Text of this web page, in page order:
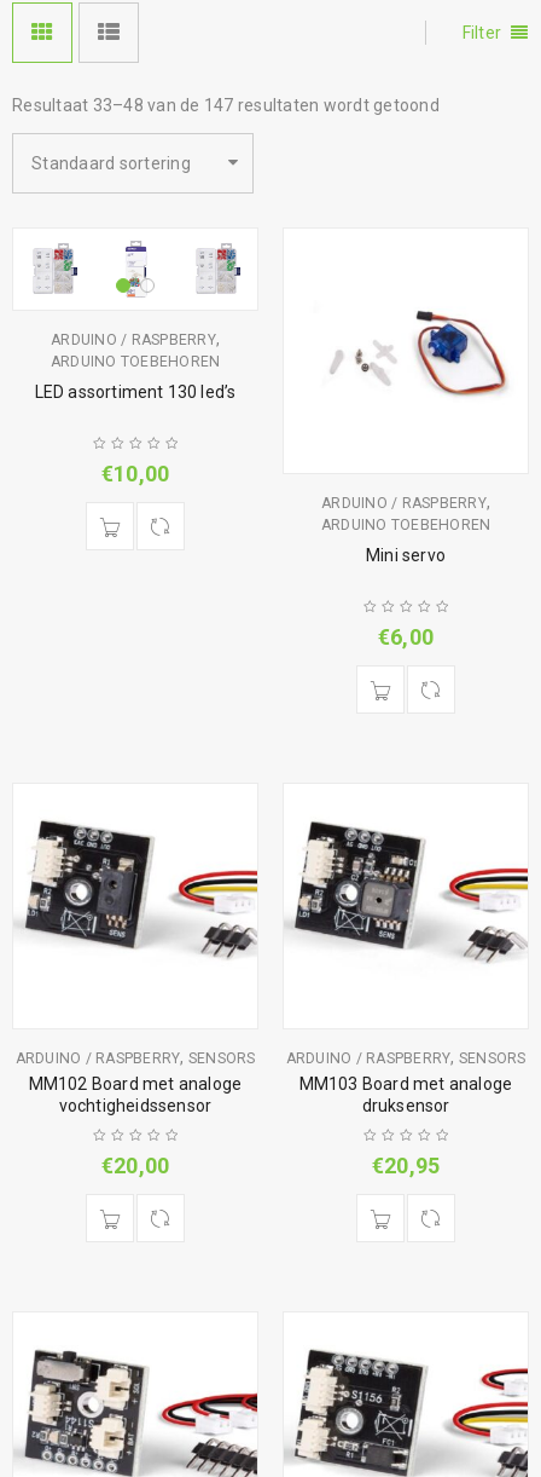
Filter
Resultaat 33–48 van de 147 resultaten wordt getoond
Standaard sortering
ARDUINO / RASPBERRY,
ARDUINO TOEBEHOREN
LED assortiment 130 led’s
€10,00
ARDUINO / RASPBERRY,
ARDUINO TOEBEHOREN
Mini servo
€6,00
ARDUINO / RASPBERRY, SENSORS
MM102 Board met analoge
vochtigheidssensor
€20,00
ARDUINO / RASPBERRY, SENSORS
MM103 Board met analoge
druksensor
€20,95